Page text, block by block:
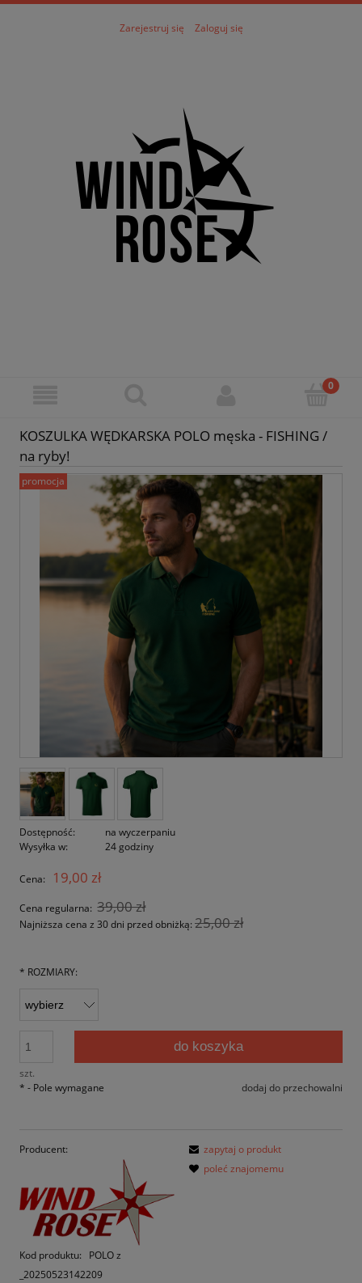
Zarejestruj się Zaloguj się
KOSZULKA WĘDKARSKA POLO męska - FISHING /
na ryby!
promocja
Dostępność:
na wyczerpaniu
Wysyłka w:
24 godziny
Cena: 19,00 zł
Cena regularna: 39,00 zł
Najniższa cena z 30 dni przed obniżką: 25,00 zł
* ROZMIARY:
szt.
do koszyka
dodaj do przechowalni
* - Pole wymagane
Producent:
Kod produktu:
POLO z
_20250523142209
zapytaj o produkt
poleć znajomemu